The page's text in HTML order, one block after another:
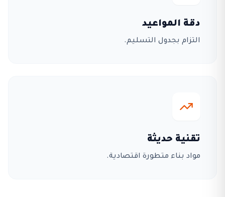
دقة المواعيد
التزام بجدول التسليم.
تقنية حديثة
مواد بناء متطورة اقتصادية.